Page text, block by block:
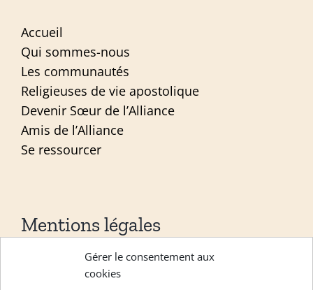
Gérer le consentement aux
cookies
Accueil
Qui sommes-nous
Les communautés
Religieuses de vie apostolique
Devenir Sœur de l’Alliance
Amis de l’Alliance
Se ressourcer
Mentions légales
Mentions légales